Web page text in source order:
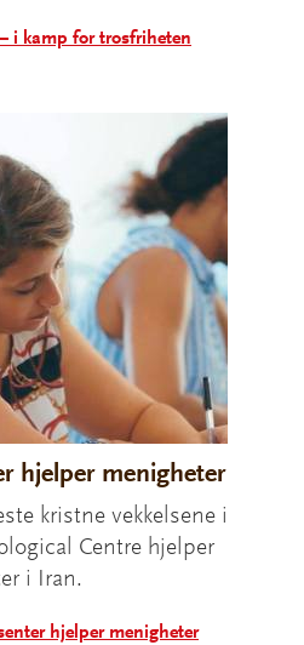
i kamp for trosfriheten
hjelper menigheter
kristne vekkelsene i
Centre hjelper
i Iran.
hjelper menigheter